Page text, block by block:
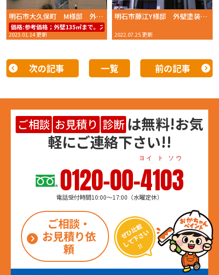
明石市大久保町 M様邸 外壁塗装 2022年12月完工 おかちゃんペイント
価格:参考価格；外壁135㎡まで。スーパーラジカルシリコンＧＨ49.8万円～
2023.01.14 更新
明石市藤江Y様邸 外壁塗装・屋根塗装 2022年6月完工 おかちゃんペイント
2022.07.25 更新
次の記事 一覧 前の記事
ご相談 お見積り 診断 は無料!お気
軽にご連絡下さい!!
0120-00-4103
ヨイ ト ソウ
電話受付時間10:00～17:00（水曜定休）
ご相談・
お見積り依
頼